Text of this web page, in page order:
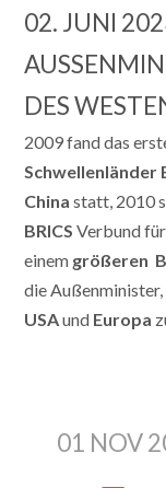
02. JUNI
ES
2009 fand das
Schwellenländer
China statt, 2010
BRICS Verbund
einem größeren
die
USAund Europa
01 NOV